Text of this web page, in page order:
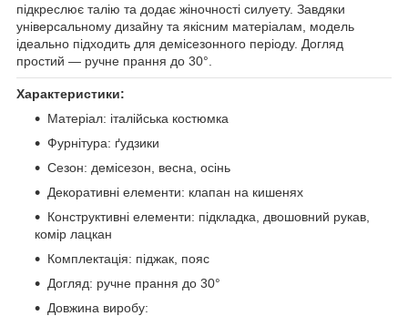
підкреслює талію та додає жіночності силуету. Завдяки
універсальному дизайну та якісним матеріалам, модель
ідеально підходить для демісезонного періоду. Догляд
простий — ручне прання до 30°.
Характеристики:
Матеріал: італійська костюмка
Фурнітура: ґудзики
Сезон: демісезон, весна, осінь
Декоративні елементи: клапан на кишенях
Конструктивні елементи: підкладка, двошовний рукав,
комір лацкан
Комплектація: піджак, пояс
Догляд: ручне прання до 30°
Довжина виробу: